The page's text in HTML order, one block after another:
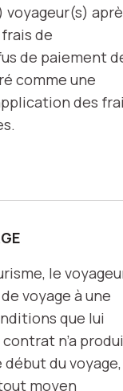
voyageur(s)
de
de paiement
comme une
des
le
voyage à une
que lui
n’a
début du voyage,
moyen